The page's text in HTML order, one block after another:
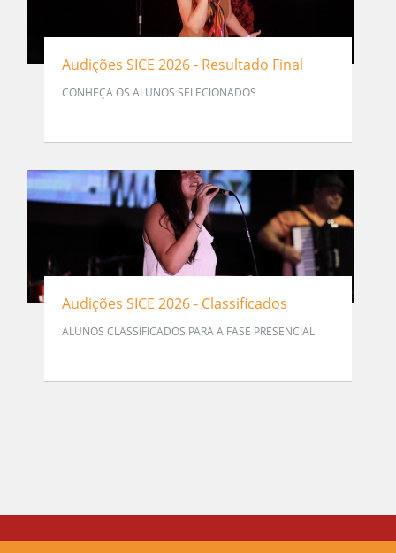
Audições SICE 2026 - Resultado Final
CONHEÇA OS ALUNOS SELECIONADOS
Audições SICE 2026 - Classificados
ALUNOS CLASSIFICADOS PARA A FASE PRESENCIAL